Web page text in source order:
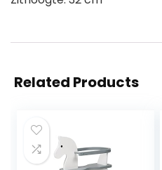
Related Products